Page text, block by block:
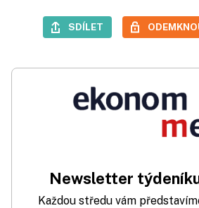
SDÍLET
Newsletter
Každou středu vám